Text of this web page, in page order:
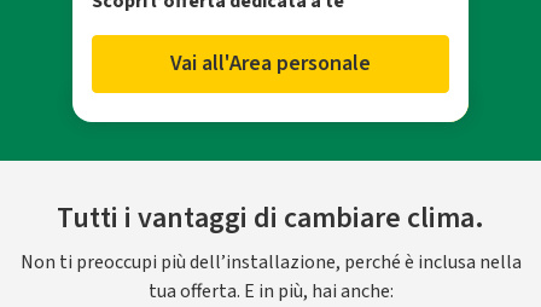
Vai all'Area personale
Tutti i vantaggi di cambiare clima.
Non ti preoccupi più dell’installazione, perché è inclusa nella
tua offerta. E in più, hai anche: